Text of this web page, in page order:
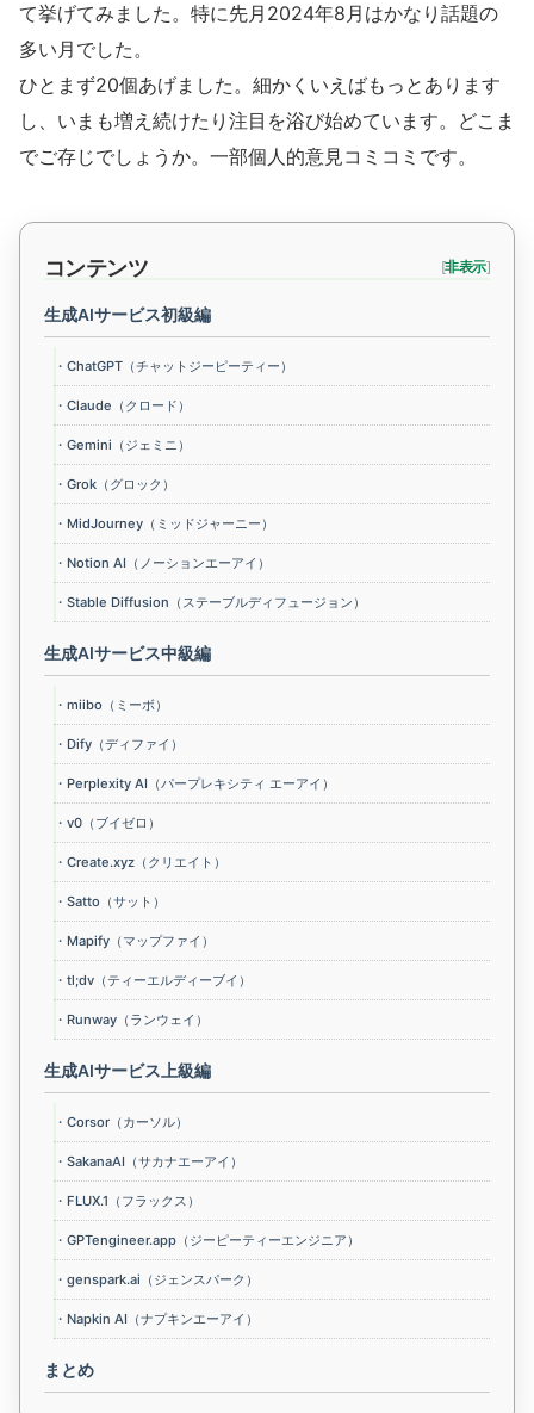
て挙げてみました。特に先月2024年8月はかなり話題の
多い月でした。
ひとまず20個あげました。細かくいえばもっとあります
し、いまも増え続けたり注目を浴び始めています。どこま
でご存じでしょうか。一部個人的意見コミコミです。
コンテンツ [非表示]
生成AIサービス初級編
・ChatGPT（チャットジーピーティー）
・Claude（クロード）
・Gemini（ジェミニ）
・Grok（グロック）
・MidJourney（ミッドジャーニー）
・Notion AI（ノーションエーアイ）
・Stable Diffusion（ステーブルディフュージョン）
生成AIサービス中級編
・miibo（ミーボ）
・Dify（ディファイ）
・Perplexity AI（パープレキシティ エーアイ）
・v0（ブイゼロ）
・Create.xyz（クリエイト）
・Satto（サット）
・Mapify（マップファイ）
・tl;dv（ティーエルディーブイ）
・Runway（ランウェイ）
生成AIサービス上級編
・Corsor（カーソル）
・SakanaAI（サカナエーアイ）
・FLUX.1（フラックス）
・GPTengineer.app（ジーピーティーエンジニア）
・genspark.ai（ジェンスパーク）
・Napkin AI（ナプキンエーアイ）
まとめ